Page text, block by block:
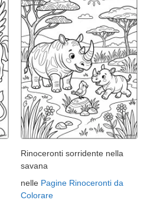
Rinoceronti sorridente nella
savana
nelle Pagine Rinoceronti da
Colorare